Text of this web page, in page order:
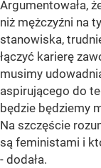
Argumentowała,
niż mężczyźni na
stanowiska,
łączyć karierę
musimy
aspirującego do
będzie będziemy
Na szczęście
są feministami i
- dodała.